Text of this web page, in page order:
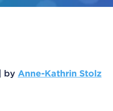
by Anne-Kathrin Stolz